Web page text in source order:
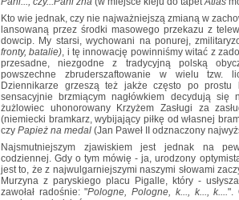
Kto wie jednak, czy nie najważniejszą zmianą w
lansowaną przez środki masowego przekazu z
dowcip. My starsi, wychowani na ponurej,
fronty, batalie) , i tę innowację powinniśmy witać z
przesadne, niezgodne z tradycyjną polską
powszechne zbruderszaftowanie w wielu tzw.
Dziennikarze grzeszą też jakże często po
sensacyjnie brzmiącym nagłówkiem decydują się
żużlowiec uhonorowany Krzyżem Zasługi za
(niemiecki bramkarz, wybijający piłkę od własnej
czy Papież na medal (Jan Paweł II odznaczony
Najsmutniejszym zjawiskiem jest jednak na
codziennej. Gdy o tym mówię - ja, urodzony
jest to, że z najwulgarniejszymi naszymi słowami
Murzyna z paryskiego placu Pigalle, który -
zawołał radośnie: "Pologne, Pologne, k..., k..., k....".